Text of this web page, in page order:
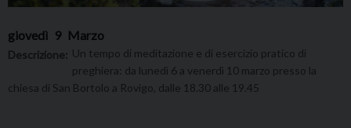
giovedì 9 Marzo
Descrizione: Un tempo di meditazione e di esercizio pratico di
preghiera: da lunedì 6 a venerdì 10 marzo presso la
chiesa di San Bortolo a Rovigo, dalle 18.30 alle 19.45